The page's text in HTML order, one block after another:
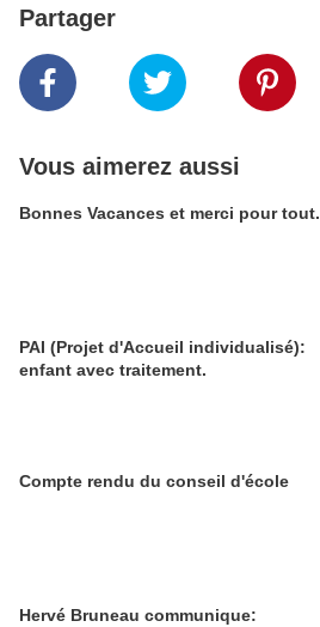
Partager
Vous aimerez aussi
Bonnes Vacances et merci pour tout.
PAI (Projet d'Accueil individualisé):
enfant avec traitement.
Compte rendu du conseil d'école
Hervé Bruneau communique: